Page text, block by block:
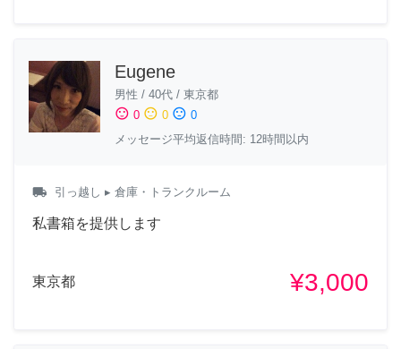
Eugene
男性 / 40代 / 東京都
sentiment_satisfied 0 sentiment_neutral 0 sentiment_dissatisfied 0
メッセージ平均返信時間: 12時間以内
local_shipping 引っ越し ▸ 倉庫・トランクルーム
私書箱を提供します
東京都 ¥3,000